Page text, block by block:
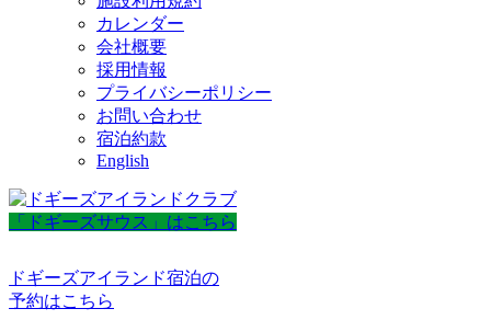
カレンダー
会社概要
採用情報
プライバシーポリシー
お問い合わせ
宿泊約款
English
「ドギーズサウス」はこちら
ドギーズアイランド宿泊の
予約はこちら